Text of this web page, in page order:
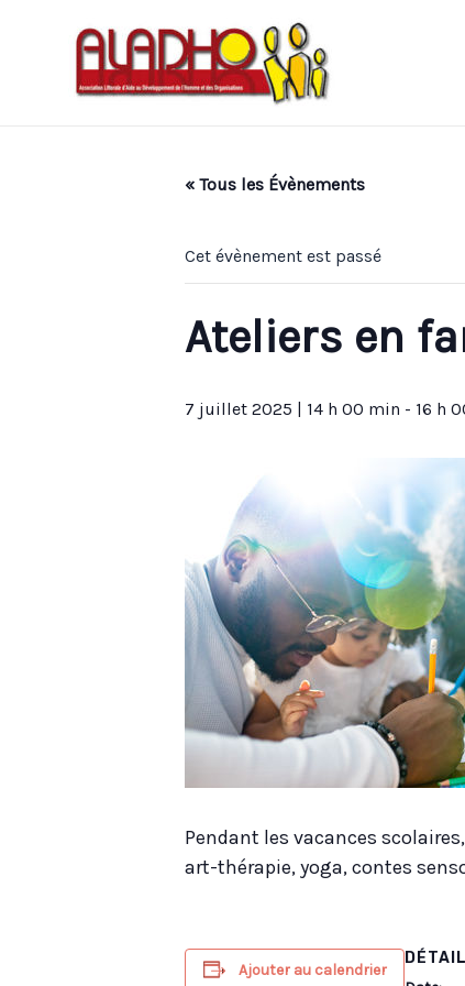
« Tous les Évènements
Cet évènement est passé
Ateliers en
7 juillet 2025 | 14 h 00 min - 16 h
Pendant les vacances
art-thérapie, yoga, contes
Ajouter au calendrier